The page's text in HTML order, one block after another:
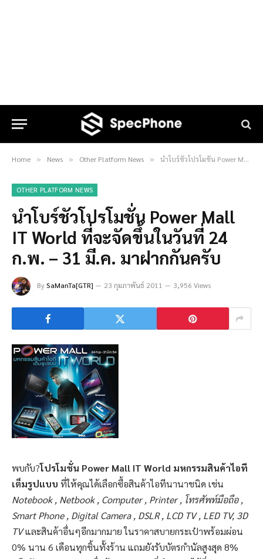
Home » News » Other Platform News » นำโบร์ชัวโปรโมชั่น Power Mall IT World ที่จะจัดขึ้นในวันที่ 24 ก.พ. – 31 มี.ค. มาฝากกันครับ
OTHER PLATFORM NEWS
นำโบร์ชัวโปรโมชั่น Power Mall
IT World ที่จะจัดขึ้นในวันที่ 24
ก.พ. – 31 มี.ค. มาฝากกันครับ
BySaManTa[GTR] 23 กุมภาพันธ์ 2011 3,956 Views
พบกับ?โปรโมชั่น Power Mall IT World มหกรรมสินค้าไอที
เต็มรูปแบบ ที่ให้คุณได้เลือกซื้อสินค้าไอทีนานาชนิด เช่น
Notebook , Netbook , Computer , Printer , โทรศัพท์มือถือ ,
Smart Phone , Digital Camera , DSLR , LCD TV , LED TV, 3D
TVและสินค้าอื่นๆอีกมากมาย ในราคาสบายกระเป๋าพร้อมผ่อน
0% นาน 6 เดือนทุกชิ้นทั้งร้าน แถมยังรับบัตรกำนัลสูงสุด 8%